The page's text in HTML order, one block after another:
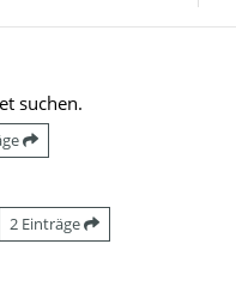
suchen.
2 Einträge